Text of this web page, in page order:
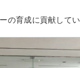
の育成に貢献してい